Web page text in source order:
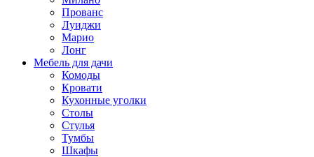
Прованс
Луиджи
Марио
Лонг
Мебель для дачи
Комоды
Кровати
Кухонные уголки
Столы
Стулья
Тумбы
Шкафы